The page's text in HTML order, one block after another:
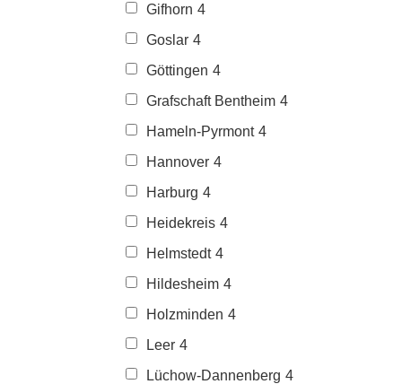
Gifhorn 4
Goslar 4
Göttingen 4
Grafschaft Bentheim 4
Hameln-Pyrmont 4
Hannover 4
Harburg 4
Heidekreis 4
Helmstedt 4
Hildesheim 4
Holzminden 4
Leer 4
Lüchow-Dannenberg 4